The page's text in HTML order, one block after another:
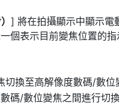
] 將在拍攝顯示中顯示電
個表示目前變焦位置的指
切換至高解像度數碼/數位
碼/數位變焦之間進行切